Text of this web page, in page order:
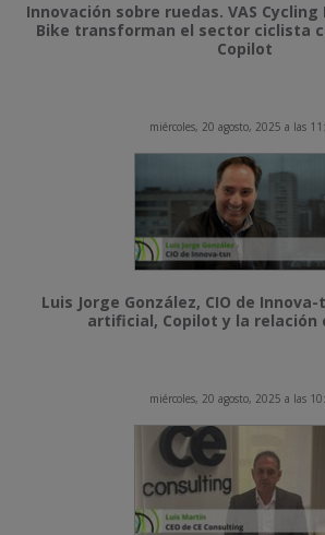
Innovación sobre ruedas. VAS
Bike transforman el sector ciclista
Copilot
miércoles, 20 agosto, 2025 a las
Luis Jorge González, CIO de
artificial, Copilot y la relación
miércoles, 20 agosto, 2025 a las